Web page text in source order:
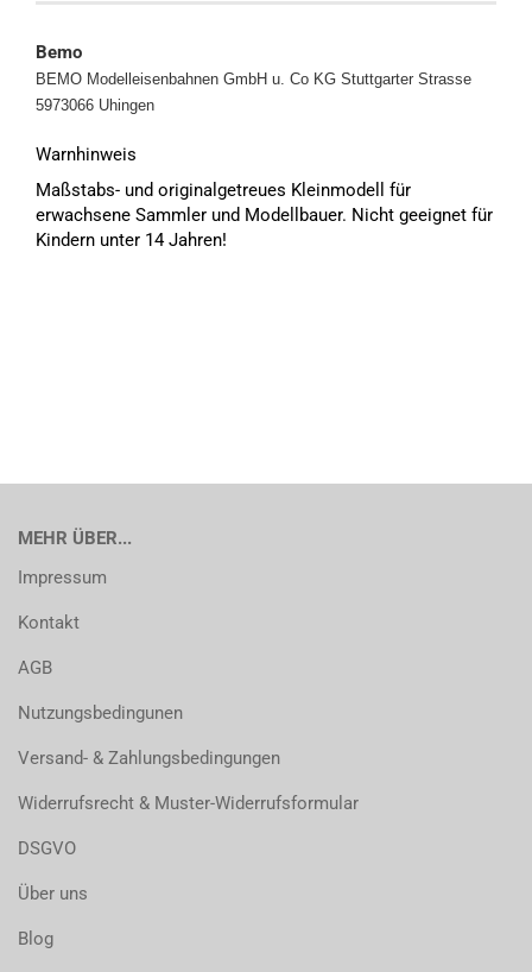
Bemo
BEMO Modelleisenbahnen GmbH u. Co KG Stuttgarter Strasse
5973066 Uhingen
Warnhinweis
Maßstabs- und originalgetreues Kleinmodell für
erwachsene Sammler und Modellbauer. Nicht geeignet für
Kindern unter 14 Jahren!
MEHR ÜBER...
Impressum
Kontakt
AGB
Nutzungsbedingunen
Versand- & Zahlungsbedingungen
Widerrufsrecht & Muster-Widerrufsformular
DSGVO
Über uns
Blog